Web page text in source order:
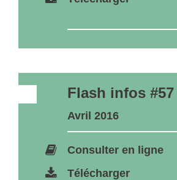
Flash infos #57
Avril 2016
Consulter en ligne
Télécharger